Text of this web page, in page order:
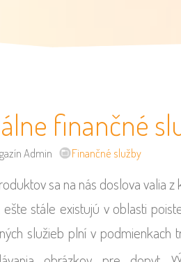
finančné
Admin Finančné služby
sa na nás doslova valia
stále existujú v oblasti
služieb plní v